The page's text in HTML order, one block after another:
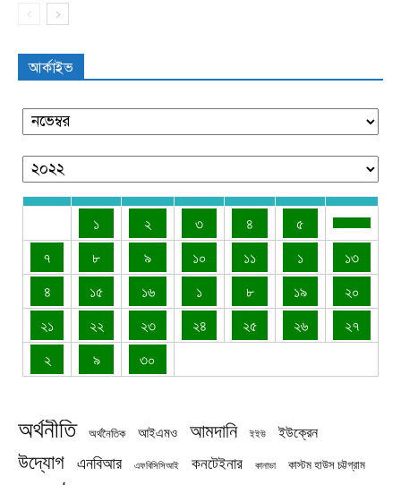
আর্কাইভ
১ ২ ৩ ৪
৫
৭
৮ ৯ ১০ ১১ ১
১৩
৪
১৫ ১৬ ১ ৮ ১৯
২০
২১
২২ ২৩ ২৪ ২৫ ২৬
২৭
২
৯ ৩০
অর্থনীতি অর্থনৈতিক আইএমও আমদানি ইইউ ইউক্রেন
উদ্যোগ এনবিআর এফবিসিসিআই কনটেইনার কানাডা কাস্টম হাউস চট্টগ্রাম